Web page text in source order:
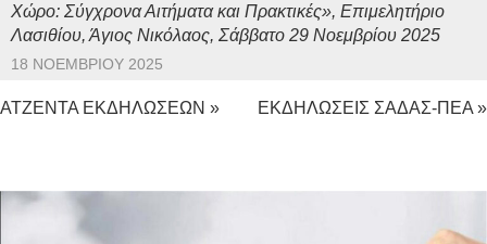
Χώρο: Σύγχρονα Αιτήματα και Πρακτικές», Επιμελητήριο
Λασιθίου, Άγιος Νικόλαος, Σάββατο 29 Νοεμβρίου 2025
18 ΝΟΕΜΒΡΊΟΥ 2025
ΑΤΖΕΝΤΑ ΕΚΔΗΛΩΣΕΩΝ » ΕΚΔΗΛΩΣΕΙΣ ΣΑΔΑΣ-ΠΕΑ »